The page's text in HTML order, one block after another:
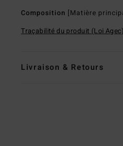
Composition [Matière
Traçabilité du produit (Loi
Livraison & Retours